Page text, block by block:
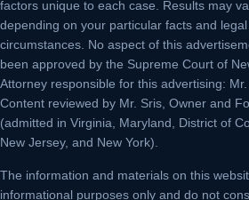
factors unique to each case. Results may
depending on your particular facts and legal
circumstances. No aspect of this
been approved by the Supreme Court of
Attorney responsible for this advertising: Mr.
Content reviewed by Mr. Sris, Owner and
(admitted in Virginia, Maryland, District of
New Jersey, and New York).
The information and materials on this
informational purposes only and do not